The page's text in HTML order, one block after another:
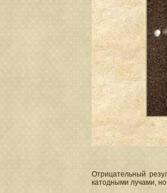
Отрицательный
катодными лучами,